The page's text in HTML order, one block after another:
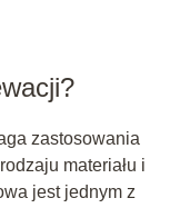
zastosowania
materiału i
jest jednym z